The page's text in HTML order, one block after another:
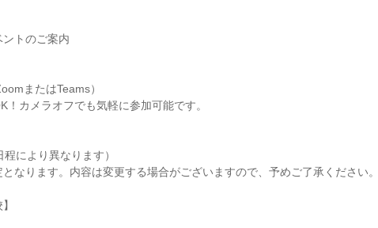
ントのご案内
またはTeams）
！カメラオフでも気軽に参加可能です。
により異なります）
なります。内容は変更する場合がございますので、予めご了承ください。